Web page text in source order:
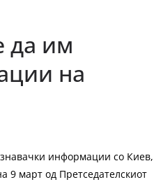
да им
на
информации со Киев,
9 март од Претседателскиот